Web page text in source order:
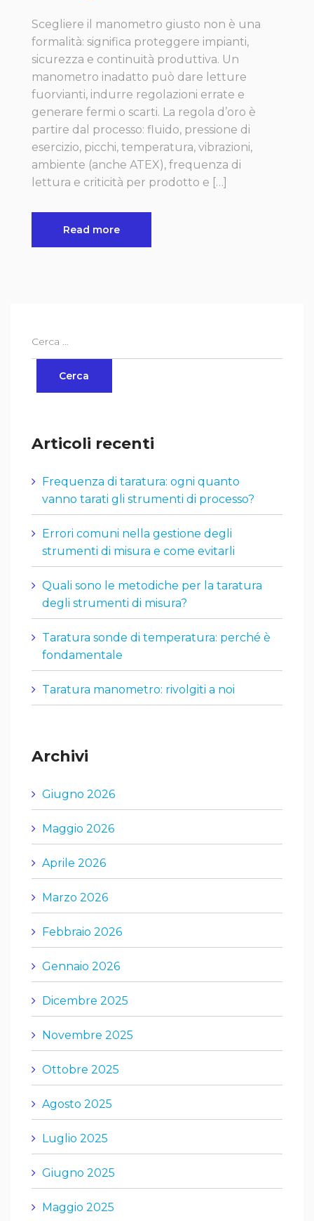
Scegliere il manometro giusto non è una
formalità: significa proteggere impianti,
sicurezza e continuità produttiva. Un
manometro inadatto può dare letture
fuorvianti, indurre regolazioni errate e
generare fermi o scarti. La regola d’oro è
partire dal processo: fluido, pressione di
esercizio, picchi, temperatura, vibrazioni,
ambiente (anche ATEX), frequenza di
lettura e criticità per prodotto e […]
Read more
Articoli recenti
Frequenza di taratura: ogni quanto
vanno tarati gli strumenti di processo?
Errori comuni nella gestione degli
strumenti di misura e come evitarli
Quali sono le metodiche per la taratura
degli strumenti di misura?
Taratura sonde di temperatura: perché è
fondamentale
Taratura manometro: rivolgiti a noi
Archivi
Giugno 2026
Maggio 2026
Aprile 2026
Marzo 2026
Febbraio 2026
Gennaio 2026
Dicembre 2025
Novembre 2025
Ottobre 2025
Agosto 2025
Luglio 2025
Giugno 2025
Maggio 2025